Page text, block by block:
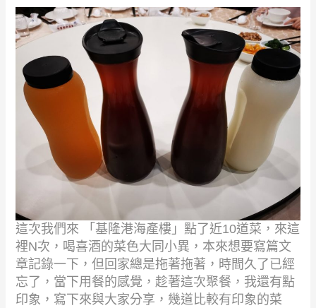
這次我們來 「基隆港海產樓」點了近10道菜，來這
裡N次，喝喜酒的菜色大同小異，本來想要寫篇文
章記錄一下，但回家總是拖著拖著，時間久了已經
忘了，當下用餐的感覺，趁著這次聚餐，我還有點
印象，寫下來與大家分享，幾道比較有印象的菜